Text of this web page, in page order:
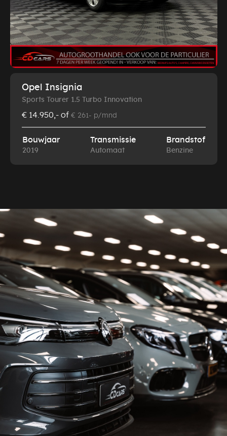
Opel Insignia
Sports Tourer 1.5 Turbo Innovation
€ 14.950,- of € 261- p/mnd
Bouwjaar
2019
Transmissie
Automaat
Brandstof
Benzine